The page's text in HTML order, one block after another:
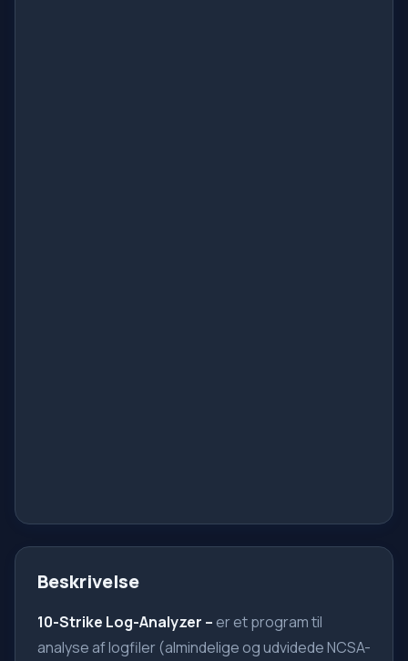
Beskrivelse
10-Strike Log-Analyzer –er et program til
analyse af logfiler (almindelige og udvidede NCSA-